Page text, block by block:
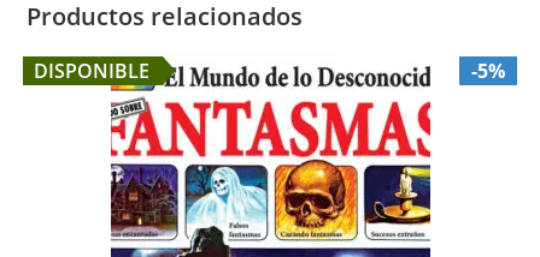
Productos relacionados
DISPONIBLE -5%